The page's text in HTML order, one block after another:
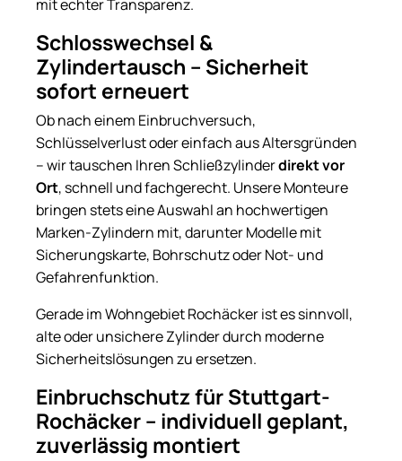
mit echter Transparenz.
Schlosswechsel &
Zylindertausch – Sicherheit
sofort erneuert
Ob nach einem Einbruchversuch,
Schlüsselverlust oder einfach aus Altersgründen
– wir tauschen Ihren Schließzylinderdirekt vor
Ort, schnell und fachgerecht. Unsere Monteure
bringen stets eine Auswahl an hochwertigen
Marken-Zylindern mit, darunter Modelle mit
Sicherungskarte, Bohrschutz oder Not- und
Gefahrenfunktion.
Gerade im Wohngebiet Rochäcker ist es sinnvoll,
alte oder unsichere Zylinder durch moderne
Sicherheitslösungen zu ersetzen.
Einbruchschutz für Stuttgart-
Rochäcker – individuell geplant,
zuverlässig montiert